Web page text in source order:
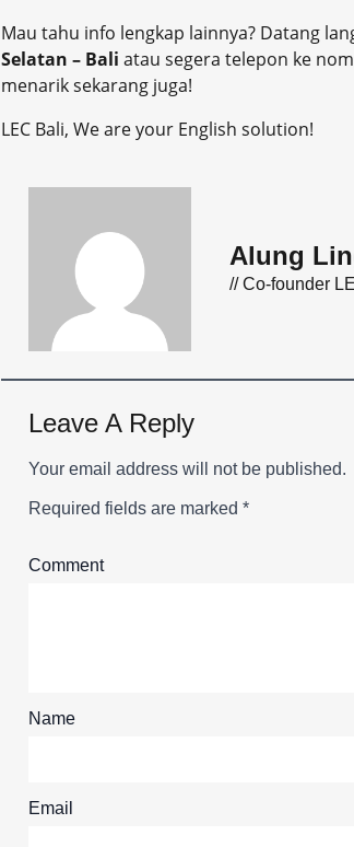
Mau tahu info lengkap lainnya? Datang
Selatan – Bali atau segera telepon ke
menarik sekarang juga!
LEC Bali, We are your English solution!
Alung
// Co-founder
Leave A Reply
Your email address will not be published.
Required fields are marked *
Comment
Name
Email